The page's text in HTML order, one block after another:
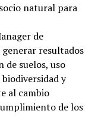
natural para
de
generar resultados
de suelos, uso
y
al cambio
de los